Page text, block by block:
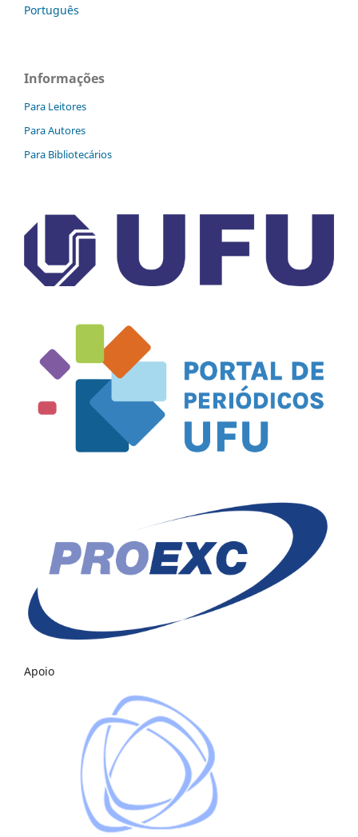
Português
Informações
Para Leitores
Para Autores
Para Bibliotecários
Apoio